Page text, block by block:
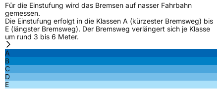
Für die Einstufung wird das Bremsen auf nasser Fahrbahn
gemessen.
Die Einstufung erfolgt in die Klassen A (kürzester Bremsweg) bis
E (längster Bremsweg). Der Bremsweg verlängert sich je Klasse
um rund 3 bis 6 Meter.
A
B
C
D
E